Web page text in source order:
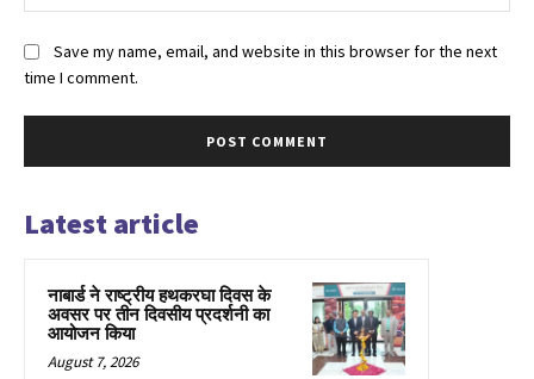
Save my name, email, and website in this browser for the next
time I comment.
Latest article
नाबार्ड ने राष्ट्रीय हथकरघा दिवस के
अवसर पर तीन दिवसीय प्रदर्शनी का
आयोजन किया
August 7, 2026